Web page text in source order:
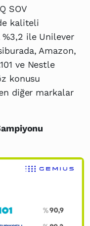
SOV
kaliteli
%3,2 ile Unilever
Amazon,
ve Nestle
konusu
diğer markalar